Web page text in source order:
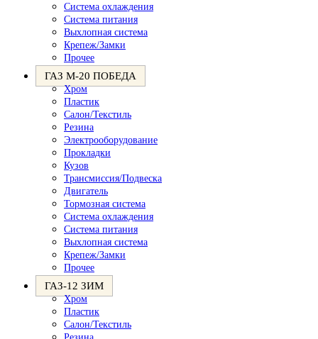
Система охлаждения
Система питания
Выхлопная система
Крепеж/Замки
Прочее
ГАЗ М-20 ПОБЕДА
Хром
Пластик
Салон/Текстиль
Резина
Электрооборудование
Прокладки
Кузов
Трансмиссия/Подвеска
Двигатель
Тормозная система
Система охлаждения
Система питания
Выхлопная система
Крепеж/Замки
Прочее
ГАЗ-12 ЗИМ
Хром
Пластик
Салон/Текстиль